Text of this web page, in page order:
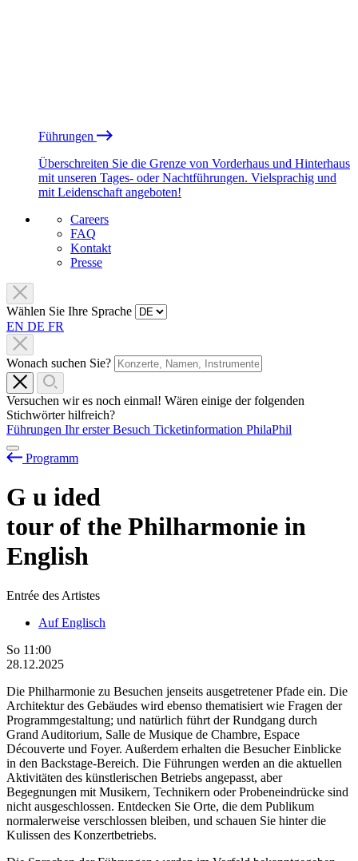
Führungen
Überschreiten Sie die Grenze von Vorderhaus und Hinterhaus
mit unseren Tages- oder Nachtführungen. Vielsprachig und
mit Leidenschaft angeboten!
Careers
FAQ
Kontakt
Presse
Wählen Sie Ihre Sprache
EN DE FR
Wonach suchen Sie?
Versuchen wir es noch einmal! Wären einige der folgenden
Stichwörter hilfreich?
Führungen Ihr erster Besuch Ticketinformation PhilaPhil
Programm
G u ided
tour of the Philharmonie in
English
Entrée des Artistes
Auf Englisch
So 11:00
28.12.2025
Die Philharmonie zu Besuchen jenseits ausgetretener Pfade ein. Die
Architektur des Gebäudes wird ebenso thematisiert wie Fragen der
Programmgestaltung; und natürlich führt der Rundgang durch
Grand Auditorium, Salle de Musique de Chambre, Espace
Découverte und Foyer. Außerdem erhalten die Besucher Einblicke
in den Backstage-Bereich. Die Führungen werden an die aktuellen
Aktivitäten des künstlerischen Betriebs angepasst, aber
Begegnungen mit Musikern, Technikern oder Probeneindrücke sind
nicht ausgeschlossen. Entdecken Sie Orte, die dem Publikum
normalerweise verschlossen bleiben, und schauen Sie hinter die
Kulissen des Konzertbetriebs.